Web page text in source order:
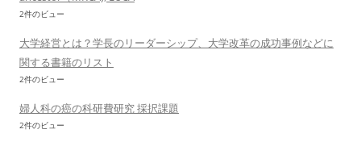
2件のビュー
大学経営とは？学長のリーダーシップ、大学改革の成功事例などに
関する書籍のリスト
2件のビュー
婦人科の癌の科研費研究 採択課題
2件のビュー